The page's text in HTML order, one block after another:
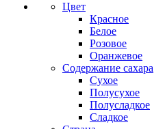
Цвет
Красное
Белое
Розовое
Оранжевое
Содержание сахара
Сухое
Полусухое
Полусладкое
Сладкое